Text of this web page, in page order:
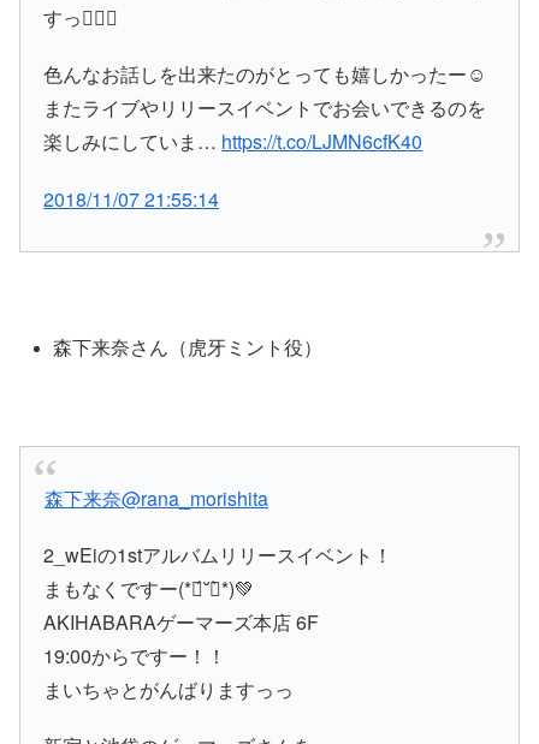
すっ👯‍♀️✨
色んなお話しを出来たのがとっても嬉しかったー☺
またライブやリリースイベントでお会いできるのを
楽しみにしていま… https://t.co/LJMN6cfK40
2018/11/07 21:55:14
森下来奈さん（虎牙ミント役）
森下来奈@rana_morishita
2_wEiの1stアルバムリリースイベント！
まもなくですー(*ฅ́˘ฅ̀*)💚
AKIHABARAゲーマーズ本店 6F
19:00からですー！！
まいちゃとがんばりますっっ